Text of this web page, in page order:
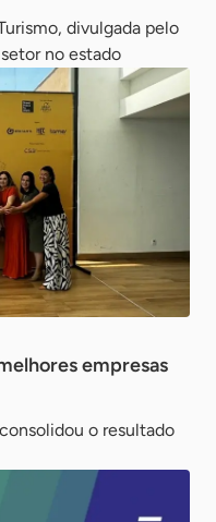
divulgada pelo
no estado
empresas
o resultado